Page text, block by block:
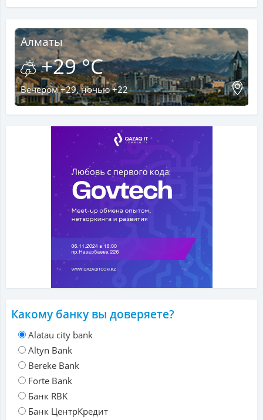
Алматы
+29 °C
Вечером +29, ночью +22
Какому банку вы доверяете?
Alatau city bank
Altyn Bank
Bereke Bank
Forte Bank
Банк RBK
Банк ЦентрКредит